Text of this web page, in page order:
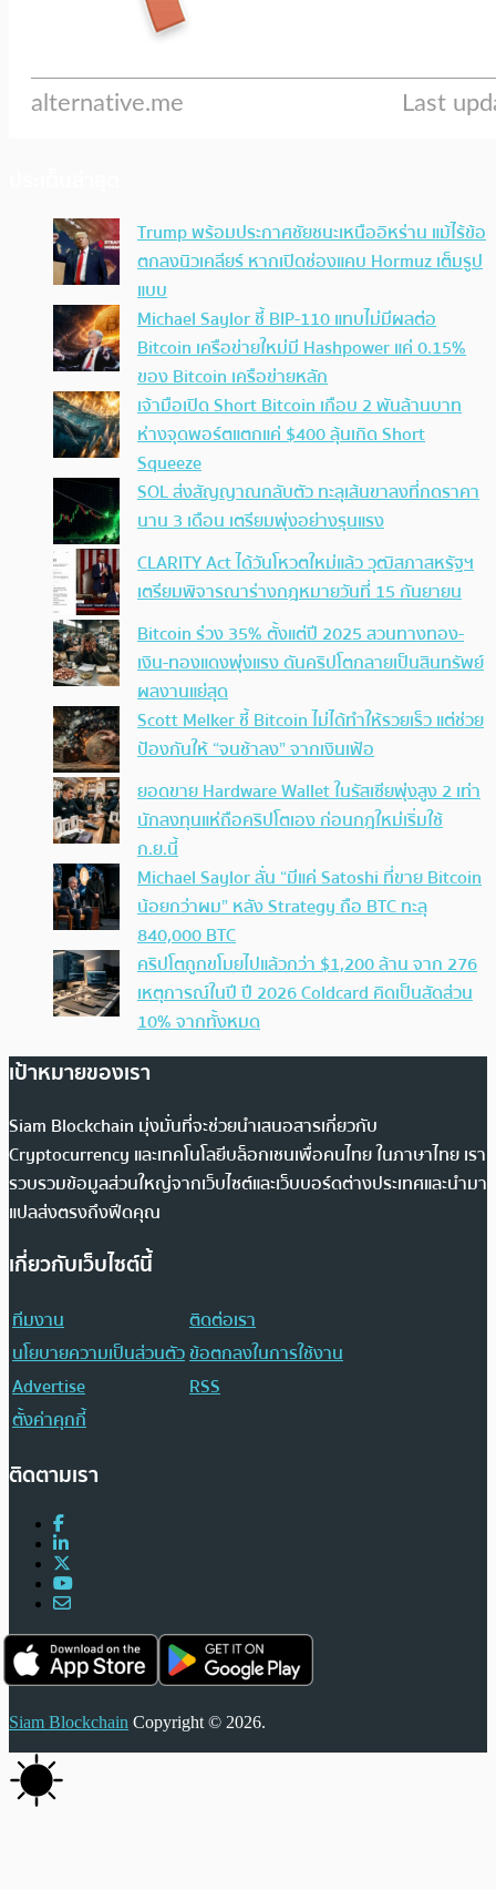
Trump พร้อมประกาศชัยชนะเหนืออิหร่าน แม้ไร้ข้อ
ตกลงนิวเคลียร์ หากเปิดช่องแคบ Hormuz เต็มรูป
แบบ
Michael Saylor ชี้ BIP-110 แทบไม่มีผลต่อ
Bitcoin เครือข่ายใหม่มี Hashpower แค่ 0.15%
ของ Bitcoin เครือข่ายหลัก
เจ้ามือเปิด Short Bitcoin เกือบ 2 พันล้านบาท
ห่างจุดพอร์ตแตกแค่ $400 ลุ้นเกิด Short
Squeeze
SOL ส่งสัญญาณกลับตัว ทะลุเส้นขาลงที่กดราคา
นาน 3 เดือน เตรียมพุ่งอย่างรุนแรง
CLARITY Act ได้วันโหวตใหม่แล้ว วุฒิสภาสหรัฐฯ
เตรียมพิจารณาร่างกฎหมายวันที่ 15 กันยายน
Bitcoin ร่วง 35% ตั้งแต่ปี 2025 สวนทางทอง-
เงิน-ทองแดงพุ่งแรง ดันคริปโตกลายเป็นสินทรัพย์
ผลงานแย่สุด
Scott Melker ชี้ Bitcoin ไม่ได้ทำให้รวยเร็ว แต่ช่วย
ป้องกันให้ “จนช้าลง” จากเงินเฟ้อ
ยอดขาย Hardware Wallet ในรัสเซียพุ่งสูง 2 เท่า
นักลงทุนแห่ถือคริปโตเอง ก่อนกฎใหม่เริ่มใช้
ก.ย.นี้
Michael Saylor ลั่น “มีแค่ Satoshi ที่ขาย Bitcoin
น้อยกว่าผม” หลัง Strategy ถือ BTC ทะลุ
840,000 BTC
คริปโตถูกขโมยไปแล้วกว่า $1,200 ล้าน จาก 276
เหตุการณ์ในปี ปี 2026 Coldcard คิดเป็นสัดส่วน
10% จากทั้งหมด
เป้าหมายของเรา
Siam Blockchain มุ่งมั่นที่จะช่วยนำเสนอสารเกี่ยวกับ
Cryptocurrency และเทคโนโลยีบล็อกเชนเพื่อคนไทย ในภาษาไทย เรา
รวบรวมข้อมูลส่วนใหญ่จากเว็บไซต์และเว็บบอร์ดต่างประเทศและนำมา
แปลส่งตรงถึงฟีดคุณ
เกี่ยวกับเว็บไซต์นี้
ทีมงาน
ติดต่อเรา
นโยบายความเป็นส่วนตัวข้อตกลงในการใช้งาน
Advertise
RSS
ตั้งค่าคุกกี้
ติดตามเรา
Siam Blockchain Copyright © 2026.